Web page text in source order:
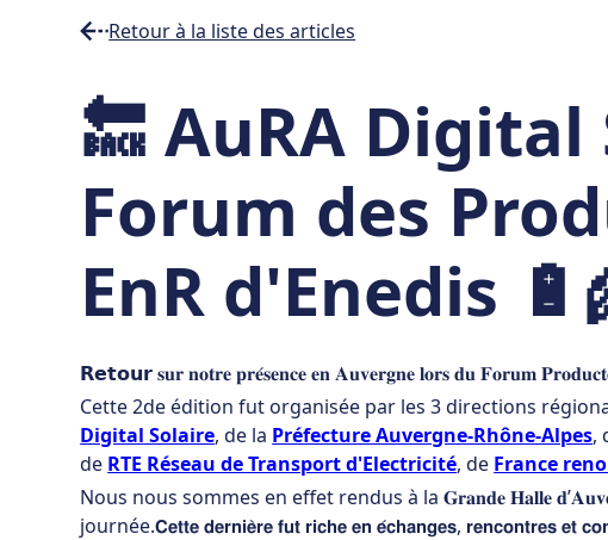
Retour à la liste des articles
de
lecture
🔙 AuRA
Forum des
EnR d'Enedis
𝗥𝗲𝘁𝗼𝘂𝗿 𝐬𝐮𝐫 𝐧𝐨𝐭𝐫𝐞 𝐩𝐫𝐞́𝐬𝐞𝐧𝐜𝐞 𝐞𝐧 𝐀𝐮𝐯𝐞𝐫𝐠𝐧𝐞 𝐥𝐨𝐫𝐬 𝐝𝐮 𝐅𝐨𝐫𝐮𝐦
Cette 2de édition fut organisée par les 3 directions
Digital Solaire, de la Préfecture Auvergne-Rhône-Alpes,
de RTE Réseau de Transport d'Electricité, de France
Nous nous sommes en effet rendus à la 𝐆𝐫𝐚𝐧𝐝𝐞 𝐇𝐚𝐥𝐥𝐞
journée.𝗖𝗲𝘁𝘁𝗲 𝗱𝗲𝗿𝗻𝗶𝗲̀𝗿𝗲 𝗳𝘂𝘁 𝗿𝗶𝗰𝗵𝗲 𝗲𝗻 𝗲́𝗰𝗵𝗮𝗻𝗴𝗲𝘀, 𝗿𝗲𝗻𝗰𝗼𝗻𝘁𝗿𝗲𝘀 𝗲𝘁